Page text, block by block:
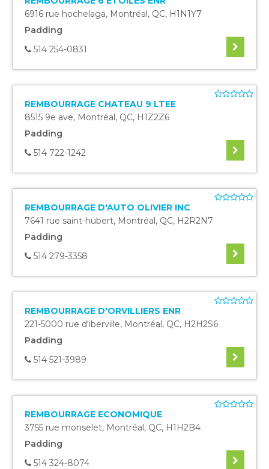
6916 rue hochelaga, Montréal, QC, H1N1Y7
Padding
514 254-0831
REMBOURRAGE CHATEAU 9 LTEE
8515 9e ave, Montréal, QC, H1Z2Z6
Padding
514 722-1242
REMBOURRAGE D'AUTO OLIVIER INC
7641 rue saint-hubert, Montréal, QC, H2R2N7
Padding
514 279-3358
REMBOURRAGE D'ORVILLIERS ENR
221-5000 rue d'iberville, Montréal, QC, H2H2S6
Padding
514 521-3989
REMBOURRAGE ECONOMIQUE
3755 rue monselet, Montréal, QC, H1H2B4
Padding
514 324-8074